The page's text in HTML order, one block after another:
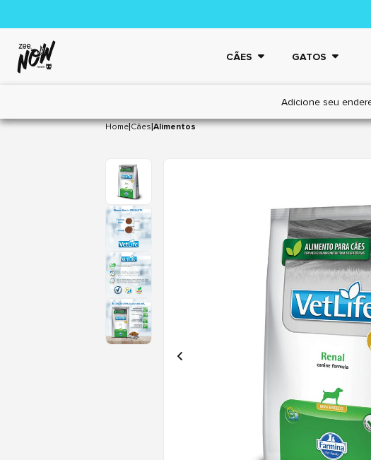
CÃES GATOS
Adicione seu
Home|Cães|Alimentos